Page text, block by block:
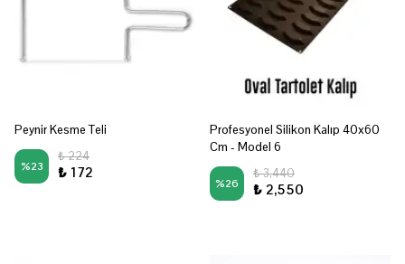
Peynir Kesme Teli
%23
₺ 224
₺ 172
Profesyonel Silikon Kalıp 40x60
Cm - Model 6
%26
₺ 3,440
₺ 2,550